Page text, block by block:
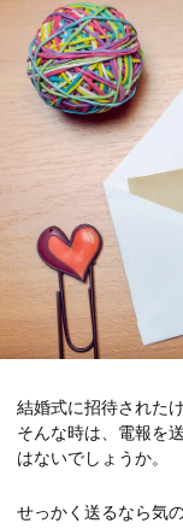
結婚式に招待された
そんな時は、電報を
はないでしょうか。
せっかく送るなら気